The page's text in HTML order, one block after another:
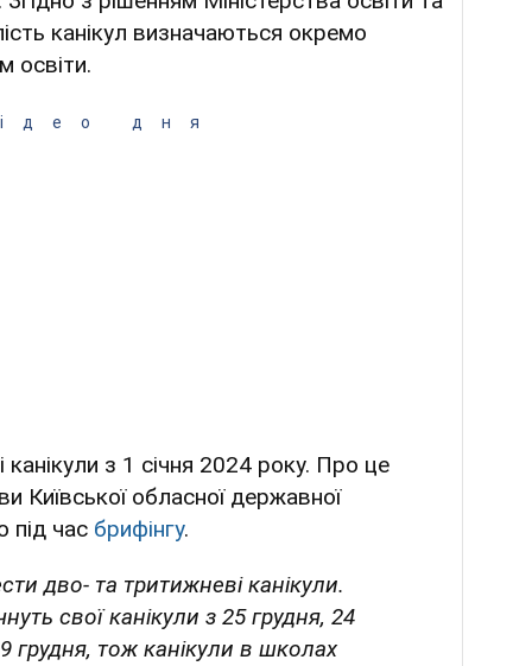
канікул визначаються окремо
освіти.
дня
з 1 січня 2024 року. Про це
Київської обласної державної
під час брифінгу.
дво- та тритижневі канікули.
свої канікули з 25 грудня, 24
грудня, тож канікули в школах